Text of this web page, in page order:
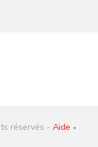
réservés - Aide •